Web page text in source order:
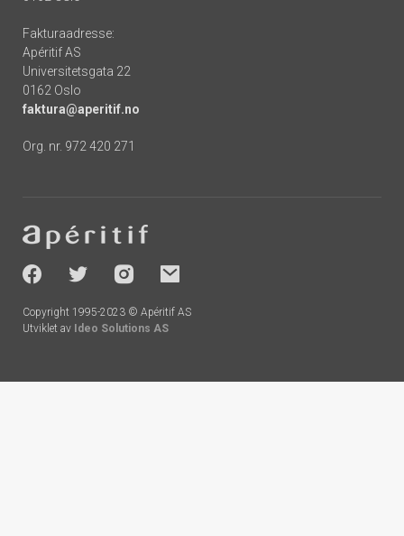
Fakturaadresse:
Apéritif AS
Universitetsgata 22
0162 Oslo
faktura@aperitif.no
Org. nr. 972 420 271
-
socials
Copyright 1995-2023 © Apéritif AS
Utviklet av Ideo Solutions AS